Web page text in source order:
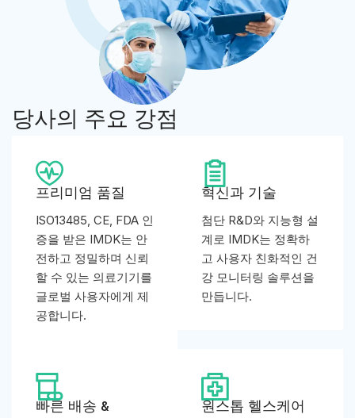
당사의 주요 강점
프리미엄 품질
ISO13485, CE, FDA 인
증을 받은 IMDK는 안
전하고 정밀하며 신뢰
할 수 있는 의료기기를
글로벌 사용자에게 제
공합니다.
혁신과 기술
첨단 R&D와 지능형 설
계로 IMDK는 정확하
고 사용자 친화적인 건
강 모니터링 솔루션을
만듭니다.
빠른 배송 &
원스톱 헬스케어